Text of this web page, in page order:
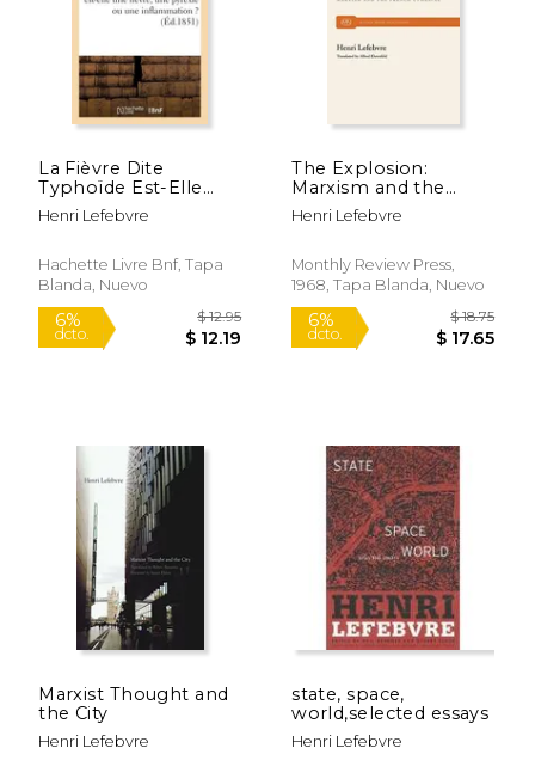
dcto. $ 11.25 dcto.
La Fièvre Dite
Typhoïde Est-Elle
Une Fièvre, Une
Pyrexie Ou Une
Francés)
Henri Lefebvre
Hachette Livre Bnf, Tapa
Blanda, Nuevo
The Explosion:
Marxism and the
French Upheaval (en
Inglés)
Henri Lefebvre
Monthly Review Press,
1968, Tapa Blanda, Nuevo
Marxist Thought and
the City
Henri Lefebvre
state, space,
world,selected essays
Henri Lefebvre